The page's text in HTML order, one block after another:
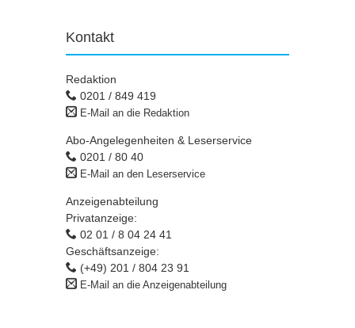
Kontakt
Redaktion
0201 / 849 419
E-Mail an die Redaktion
Abo-Angelegenheiten & Leserservice
0201 / 80 40
E-Mail an den Leserservice
Anzeigenabteilung
Privatanzeige:
02 01 / 8 04 24 41
Geschäftsanzeige:
(+49) 201 / 804 23 91
E-Mail an die Anzeigenabteilung